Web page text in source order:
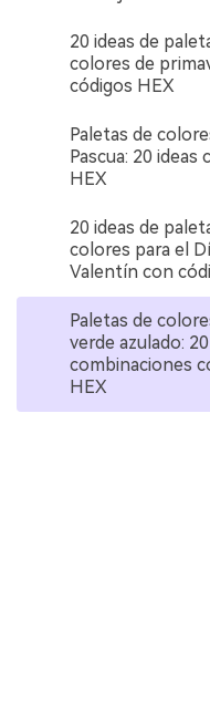
20 ideas de
colores de
códigos HEX
Paletas de
Pascua: 20 ideas
HEX
20 ideas de
colores para el
Valentín con
Paletas de
verde azulado: 20
combinaciones
HEX